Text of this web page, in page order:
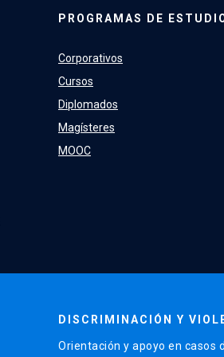
PROGRAMAS DE
Corporativos
Cursos
Diplomados
Magísteres
MOOC
DISCRIMINACIÓN Y
Orientación y apoyo en casos